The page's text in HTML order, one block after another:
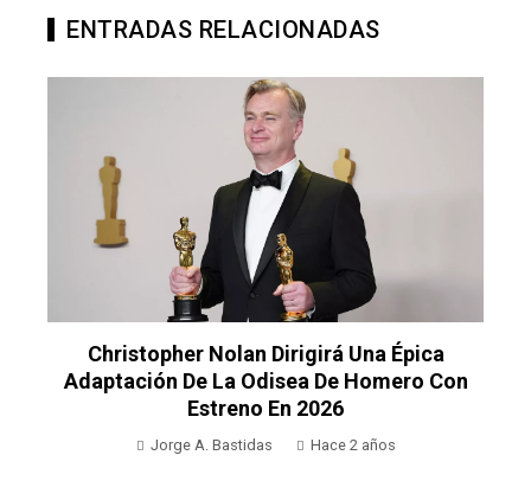
ENTRADAS RELACIONADAS
Christopher Nolan Dirigirá Una Épica
Adaptación De La Odisea De Homero Con
Estreno En 2026
Jorge A. Bastidas Hace 2 años